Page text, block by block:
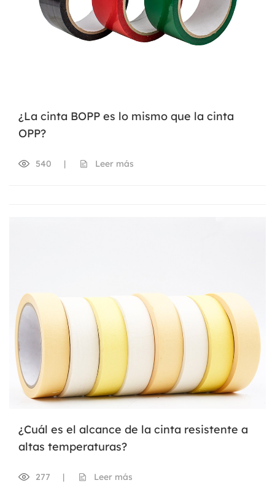
¿La cinta BOPP es lo mismo que la cinta
OPP?
540 | Leer más
¿Cuál es el alcance de la cinta resistente a
altas temperaturas?
277 | Leer más